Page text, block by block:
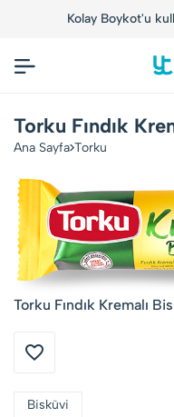
Kolay Boykot'u
Torku Fındık
Ana Sayfa Torku
Torku Fındık Kremalı
Bisküvi